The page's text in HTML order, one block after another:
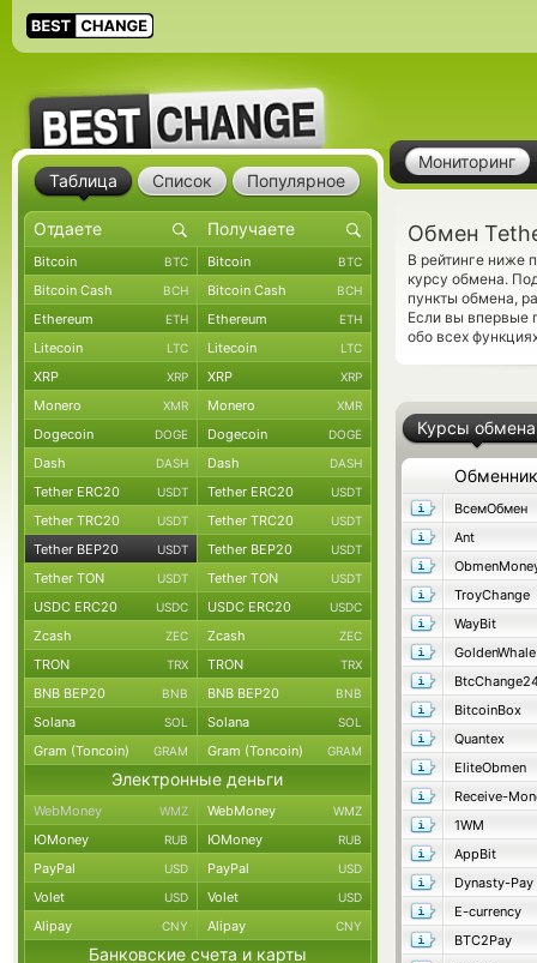
Мониторинг
Обмен
В рейтинге ниже
курсу обмена.
пункты обмена,
Если вы впервые
обо всех
Курсы обмена
Обменник
ВсемОбмен
Ant
TroyChange
WayBit
GoldenWhale
BitcoinBox
Quantex
EliteObmen
Receive-
1WM
AppBit
Dynasty-Pay
E-currency
BTC2Pay
Таблица Список Популярное
Bitcoin BTC Bitcoin BTC
Bitcoin Cash BCH Bitcoin Cash BCH
Ethereum ETH Ethereum ETH
Litecoin LTC Litecoin LTC
XRP XRP XRP XRP
Monero XMR Monero XMR
Dogecoin DOGE Dogecoin DOGE
Dash DASH Dash DASH
Tether ERC20 USDT Tether ERC20 USDT
Tether TRC20 USDT Tether TRC20 USDT
Tether BEP20 USDT Tether BEP20 USDT
Tether TON USDT Tether TON USDT
USDC ERC20 USDC USDC ERC20 USDC
Zcash ZEC Zcash ZEC
TRON TRX TRON TRX
BNB BEP20 BNB BNB BEP20 BNB
Solana SOL Solana SOL
Gram (Toncoin) GRAM Gram (Toncoin) GRAM
Электронные деньги
WebMoney WMZ WebMoney WMZ
ЮMoney RUB ЮMoney RUB
PayPal USD PayPal USD
Volet USD Volet USD
Alipay CNY Alipay CNY
Банковские счета и карты